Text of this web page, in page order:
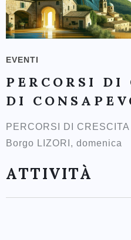
EVENTI
PERCORSI DI
DI
PERCORSI DI
Borgo LIZORI, domenica
ATTIVITÀ